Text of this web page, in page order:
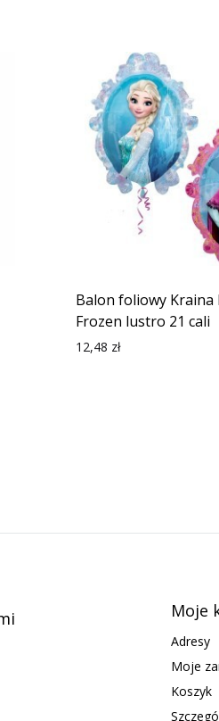
Balon foliowy Kraina
Frozen lustro 21 cali
12,48 zł
Moje
Adresy
Moje
Koszyk